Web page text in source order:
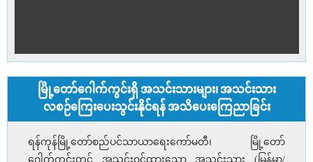
မြို့တော်ဂေါက်ကွင်းရှိ အသင်းသားများ၊ အသင်းသား
လစဉ်ကြေးပေးသွင်းနိုင်ရန် အသိပေးကြေညာခြင်း
ရန်ကုန်မြို့တော်စည်ပင်သာယာရေးကော်မတီ၊ မြို့တော်
ဂေါက်ကွင်းတွင် အသင်းဝင်ထားသော အသင်းသား (မြန်မာ/